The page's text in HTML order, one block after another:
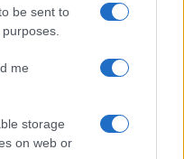
be sent to
me
storage
on web or
primas en agosto